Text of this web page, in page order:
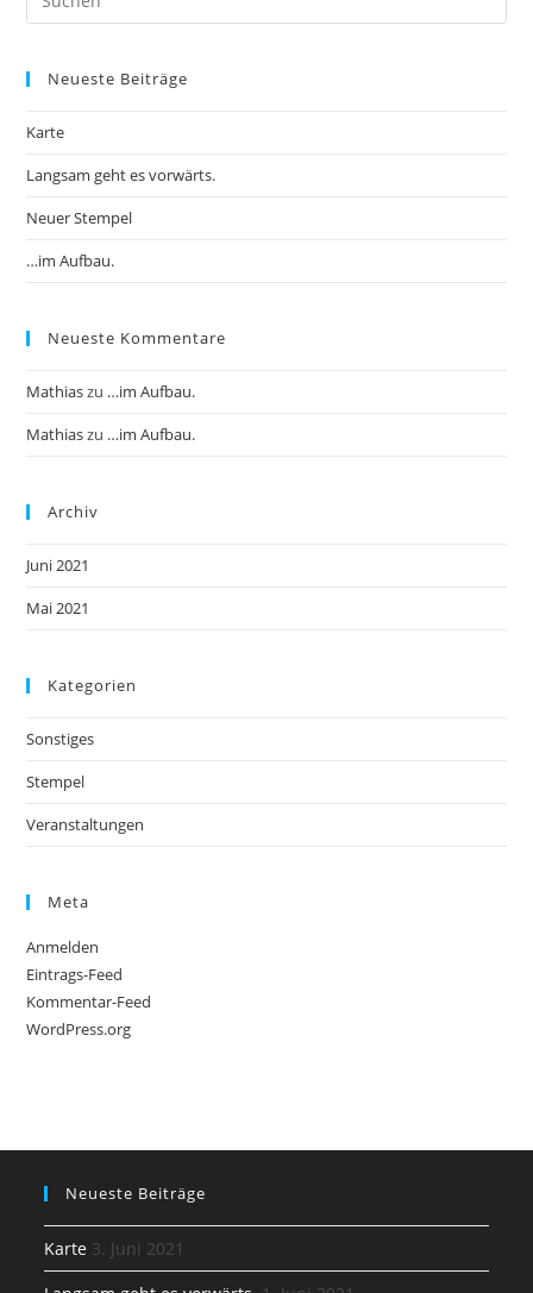
Neueste Beiträge
Karte
Langsam geht es vorwärts.
Neuer Stempel
…im Aufbau.
Neueste Kommentare
Mathiaszu …im Aufbau.
Mathiaszu …im Aufbau.
Archiv
Juni 2021
Mai 2021
Kategorien
Sonstiges
Stempel
Veranstaltungen
Meta
Anmelden
Eintrags-Feed
Kommentar-Feed
WordPress.org
Neueste Beiträge
Karte 3. Juni 2021